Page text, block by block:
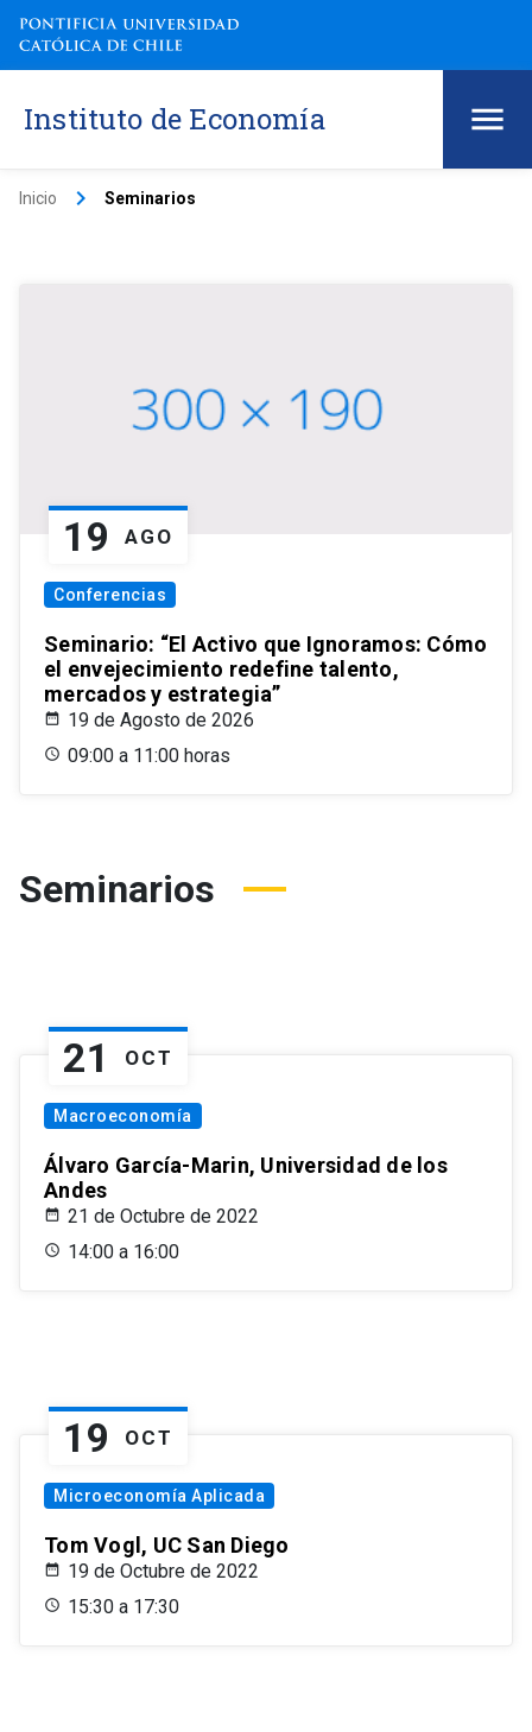
Instituto de Economía
Inicio keyboard_arrow_right Seminarios
19 AGO
Conferencias
Seminario: “El Activo que Ignoramos: Cómo
el envejecimiento redefine talento,
mercados y estrategia”
19 de Agosto de 2026
09:00 a 11:00 horas
Seminarios
21 OCT
Macroeconomía
Álvaro García-Marin, Universidad de los
Andes
21 de Octubre de 2022
14:00 a 16:00
19 OCT
Microeconomía Aplicada
Tom Vogl, UC San Diego
19 de Octubre de 2022
15:30 a 17:30